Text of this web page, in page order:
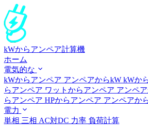
kWからアンペア計算機
ホーム
電気的な
kWからアンペア アンペアからkW kWか
らアンペア ワットからアンペア アンペ
らアンペア HPからアンペア アンペアか
電力
単相 三相 AC対DC 力率 負荷計算